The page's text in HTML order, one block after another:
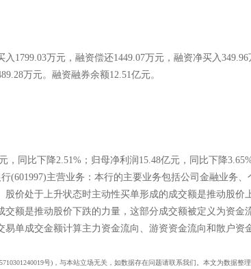
1799.03万元，融资偿还1449.07万元，融资净买入
万元。融资融券余额12.51亿元。
，同比下降2.51%；归母净利润15.48亿元，同比下降
(601997)主营业务：本行的主要业务包括公司金融业务、
价处于上升状态时主动性买单形成的成交额是推动股价
额是推动股价下跌的力量，这部分成交额被定义为资金
单成交金额计算主力资金流向、游资资金流向和散户资
号)，与本站立场无关，如数据存在问题请联系我们。本文为数据